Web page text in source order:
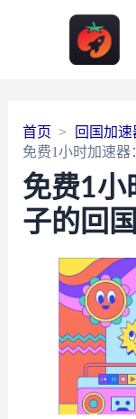
首页
回国加速
免费1小时加速
免费1小
子的回